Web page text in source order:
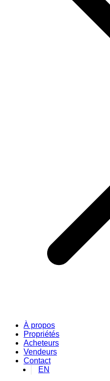
À propos
Propriétés
Acheteurs
Vendeurs
Contact
EN